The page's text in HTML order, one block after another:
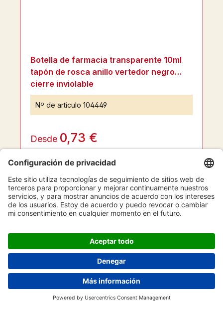
1706 artículos disponibles
Botella de farmacia transparente 10ml
tapón de rosca anillo vertedor negro
cierre inviolable
Nº de artículo 104449
Desde 0,73 €